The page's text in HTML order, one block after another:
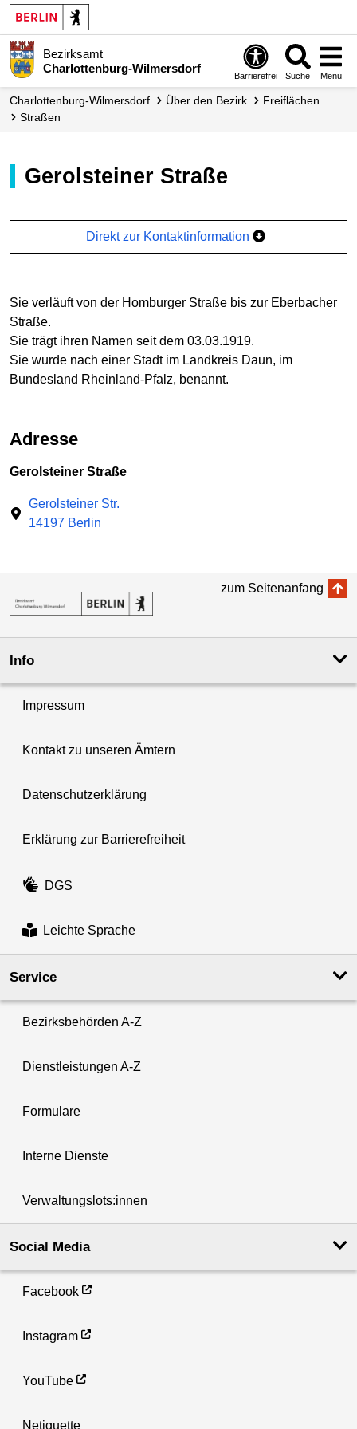
Bezirksamt
Charlottenburg-Wilmersdorf
Barrierefrei Suche Menü
Charlottenburg-Wilmersdorf Über den Bezirk
Freiflächen
Straßen
Gerolsteiner Straße
Direkt zur Kontaktinformation
Sie verläuft von der Homburger Straße bis zur Eberbacher
Straße.
Sie trägt ihren Namen seit dem 03.03.1919.
Sie wurde nach einer Stadt im Landkreis Daun, im
Bundesland Rheinland-Pfalz, benannt.
Adresse
Gerolsteiner Straße
Gerolsteiner Str.
14197 Berlin
zum Seitenanfang
Info
Impressum
Kontakt zu unseren Ämtern
Datenschutzerklärung
Erklärung zur Barrierefreiheit
DGS
Leichte Sprache
Service
Bezirksbehörden A-Z
Dienstleistungen A-Z
Formulare
Interne Dienste
Verwaltungslots:innen
Social Media
Facebook
Instagram
YouTube
Netiquette